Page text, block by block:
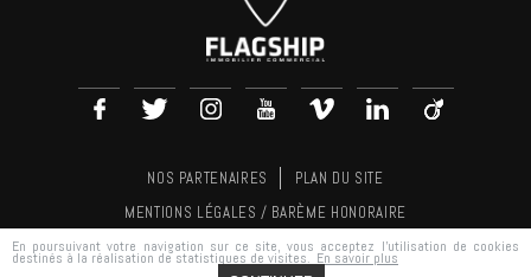
NOS PARTENAIRES
PLAN DU SITE
MENTIONS LÉGALES / BARÈME HONORAIRE
RÉALISATIONAGENCE PLUS
En poursuivant votre navigation sur ce site, vous acceptez l'utilisation de cookies
destinés à la réalisation de statistiques de visites. En savoir plus